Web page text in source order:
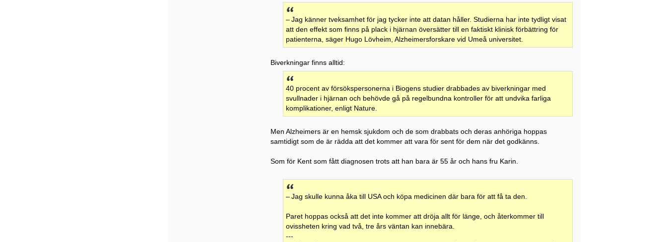
– Jag känner tveksamhet för jag tycker inte att datan håller. Studierna har inte tydligt visat
att den effekt som finns på plack i hjärnan översätter till en faktiskt klinisk förbättring för
patienterna, säger Hugo Lövheim, Alzheimersforskare vid Umeå universitet.
Biverkningar finns alltid:
40 procent av försökspersonerna i Biogens studier drabbades av biverkningar med
svullnader i hjärnan och behövde gå på regelbundna kontroller för att undvika farliga
komplikationer, enligt Nature.
Men Alzheimers är en hemsk sjukdom och de som drabbats och deras anhöriga hoppas
samtidigt som de är rädda att det kommer att vara för sent för dem när det godkänns.
Som för Kent som fått diagnosen trots att han bara är 55 år och hans fru Karin.
– Jag skulle kunna åka till USA och köpa medicinen där bara för att få ta den.
Paret hoppas också att det inte kommer att dröja allt för länge, och återkommer till
ovissheten kring vad två, tre års väntan kan innebära.
---